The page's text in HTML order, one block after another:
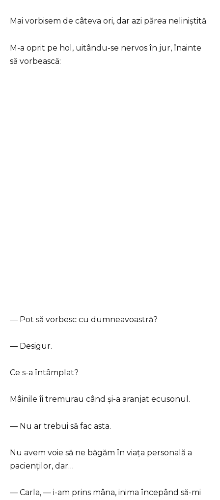
Mai vorbisem de câteva ori, dar azi părea neliniștită.
M-a oprit pe hol, uitându-se nervos în jur, înainte
să vorbească:
— Pot să vorbesc cu dumneavoastră?
— Desigur.
Ce s-a întâmplat?
Mâinile îi tremurau când și-a aranjat ecusonul.
— Nu ar trebui să fac asta.
Nu avem voie să ne băgăm în viața personală a
pacienților, dar…
— Carla, — i-am prins mâna, inima începând să-mi